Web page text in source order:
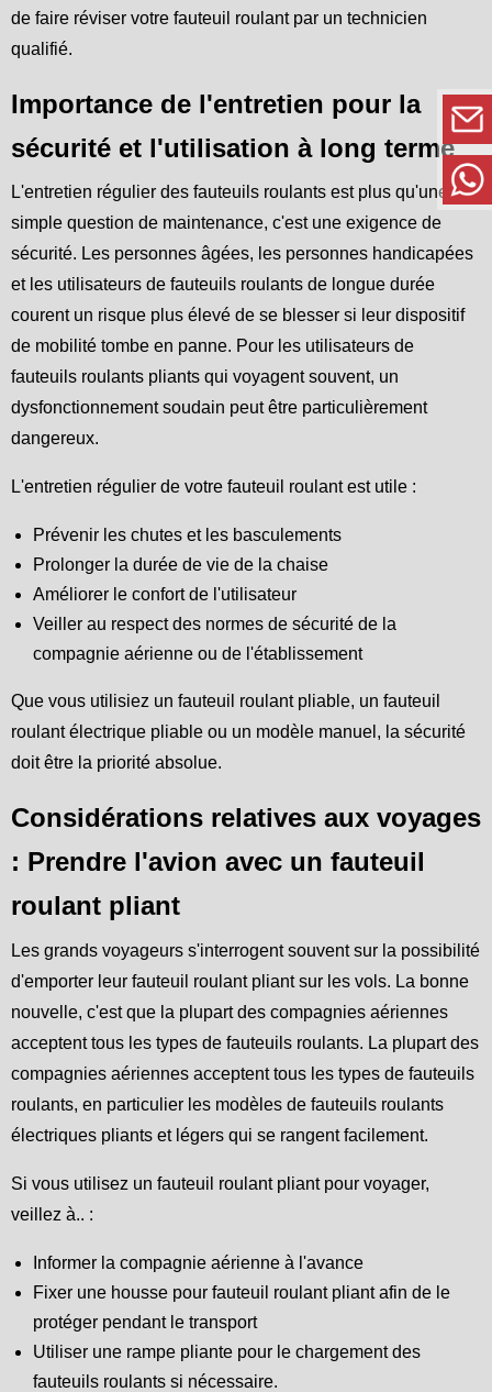
de faire réviser votre fauteuil roulant par un technicien
qualifié.
Importance de l'entretien pour la
sécurité et l'utilisation à long terme
L'entretien régulier des fauteuils roulants est plus qu'une
simple question de maintenance, c'est une exigence de
sécurité. Les personnes âgées, les personnes handicapées
et les utilisateurs de fauteuils roulants de longue durée
courent un risque plus élevé de se blesser si leur dispositif
de mobilité tombe en panne. Pour les utilisateurs de
fauteuils roulants pliants qui voyagent souvent, un
dysfonctionnement soudain peut être particulièrement
dangereux.
L'entretien régulier de votre fauteuil roulant est utile :
Prévenir les chutes et les basculements
Prolonger la durée de vie de la chaise
Améliorer le confort de l'utilisateur
Veiller au respect des normes de sécurité de la
compagnie aérienne ou de l'établissement
Que vous utilisiez un fauteuil roulant pliable, un fauteuil
roulant électrique pliable ou un modèle manuel, la sécurité
doit être la priorité absolue.
Considérations relatives aux voyages
: Prendre l'avion avec un fauteuil
roulant pliant
Les grands voyageurs s'interrogent souvent sur la possibilité
d'emporter leur fauteuil roulant pliant sur les vols. La bonne
nouvelle, c'est que la plupart des compagnies aériennes
acceptent tous les types de fauteuils roulants. La plupart des
compagnies aériennes acceptent tous les types de fauteuils
roulants, en particulier les modèles de fauteuils roulants
électriques pliants et légers qui se rangent facilement.
Si vous utilisez un fauteuil roulant pliant pour voyager,
veillez à.. :
Informer la compagnie aérienne à l'avance
Fixer une housse pour fauteuil roulant pliant afin de le
protéger pendant le transport
Utiliser une rampe pliante pour le chargement des
fauteuils roulants si nécessaire.